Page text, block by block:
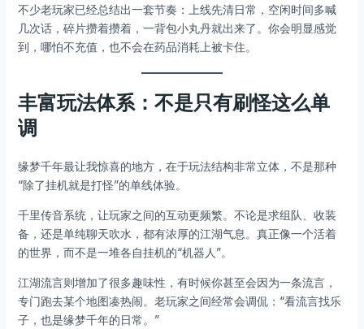
不少老玩家已经总结出一套节奏：上线先清日常，空闲时间多喊
几次话，碎片攒着攒着，一背包小丸丹就出来了。你会明显感觉
到，哪怕不充值，也不会在药品消耗上被卡住。
丰富玩法体系：不是只有刷怪这么单
调
缘梦千年最让我惊喜的地方，在于玩法结构非常立体，不是那种
“除了挂机就是打怪”的单线体验。
千里传音系统，让玩家之间的互动更频繁。不论是求组队、收装
备，还是单纯聊天吹水，都有浓厚的江湖气息。真正像一个活着
的世界，而不是一堆各自挂机的“机器人”。
江湖流言则增加了很多趣味性，有时候你甚至会因为一条流言，
专门跑去某个地图凑热闹。老玩家之间经常会调侃：“看流言找乐
子，也是缘梦千年的日常。”